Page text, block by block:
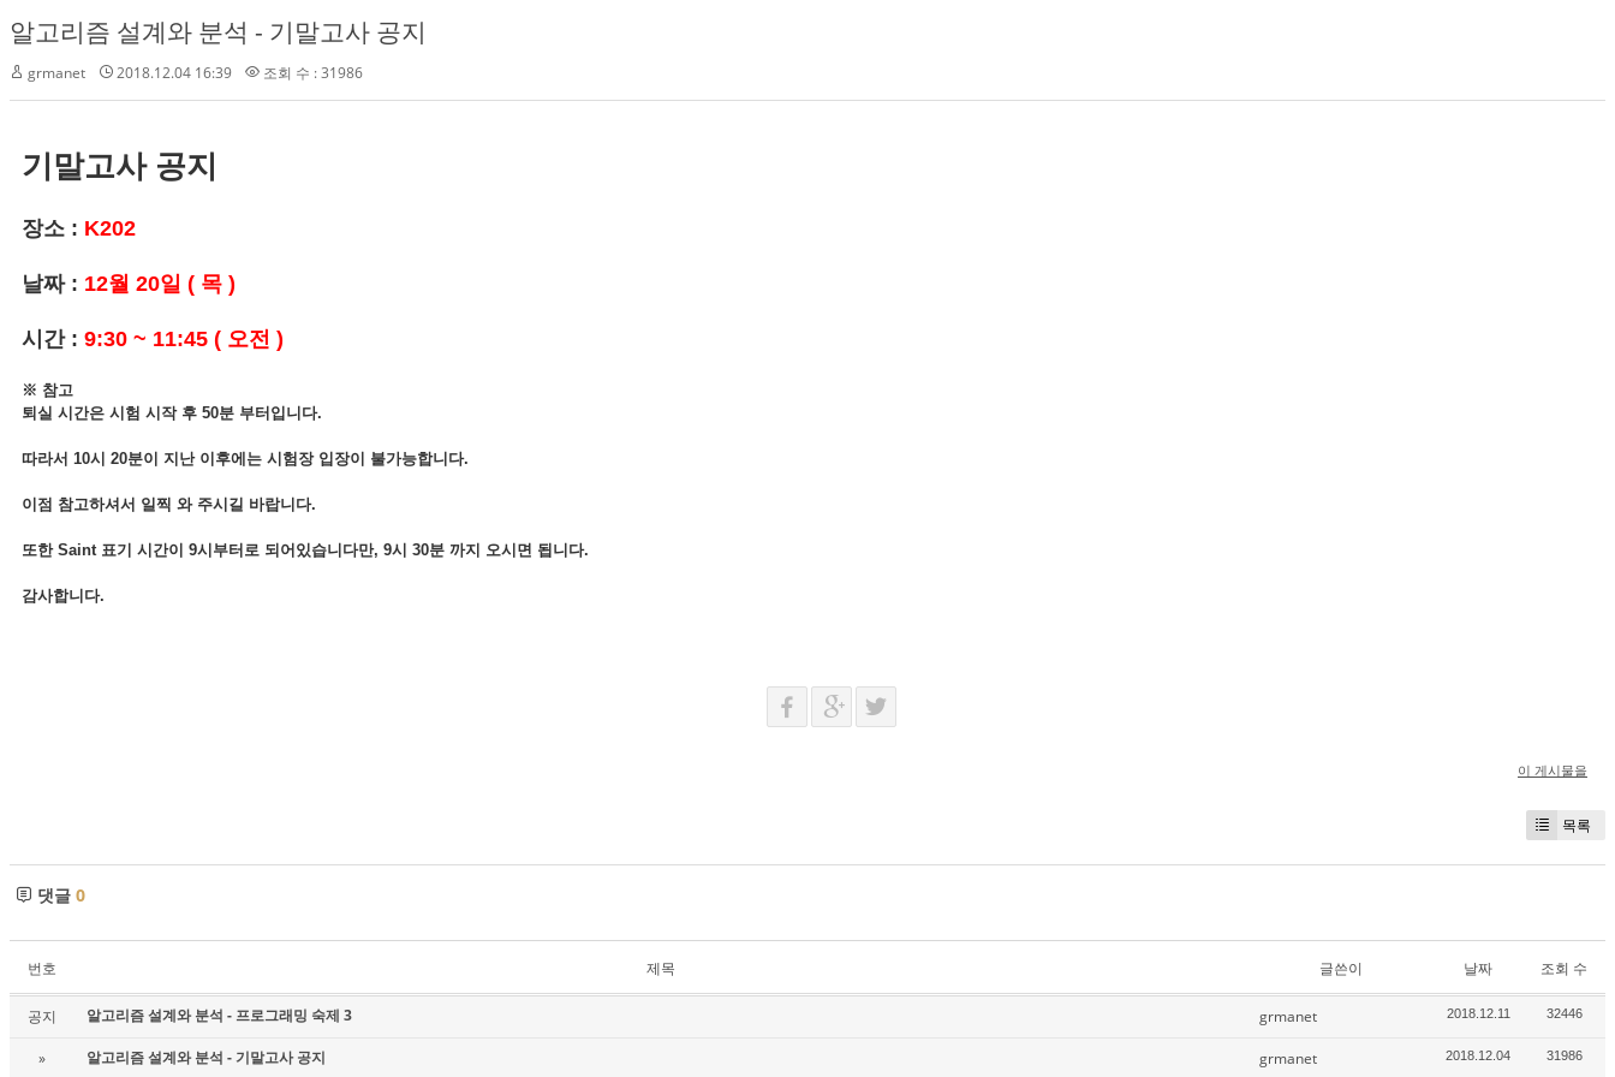
알고리즘 설계와 분석 - 기말고사 공지
grmanet 2018.12.04 16:39 조회 수 : 31986
기말고사 공지
장소 : K202
날짜 : 12월 20일 ( 목 )
시간 : 9:30 ~ 11:45 ( 오전 )
※ 참고
퇴실 시간은 시험 시작 후 50분 부터입니다.
따라서 10시 20분이 지난 이후에는 시험장 입장이 불가능합니다.
이점 참고하셔서 일찍 와 주시길 바랍니다.
또한 Saint 표기 시간이 9시부터로 되어있습니다만, 9시 30분 까지 오시면 됩니다.
감사합니다.
이 게시물을
목록
댓글 0
번호 제목 글쓴이 날짜 조회 수
공지 알고리즘 설계와 분석 - 프로그래밍 숙제 3 grmanet 2018.12.11 32446
» 알고리즘 설계와 분석 - 기말고사 공지 grmanet 2018.12.04 31986